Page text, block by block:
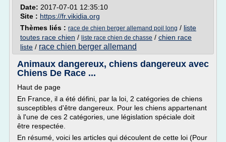
Date: 2017-07-01 12:35:10
Site : https://fr.vikidia.org
Thèmes liés : race de chien berger allemand poil long / liste
toutes race chien / liste race chien de chasse / chien race
liste / race chien berger allemand
Animaux dangereux, chiens dangereux avec
Chiens De Race ...
Haut de page
En France, il a été défini, par la loi, 2 catégories de chiens
susceptibles d'être dangereux. Pour les chiens appartenant
à l'une de ces 2 catégories, une législation spéciale doit
être respectée.
En résumé, voici les articles qui découlent de cette loi (Pour